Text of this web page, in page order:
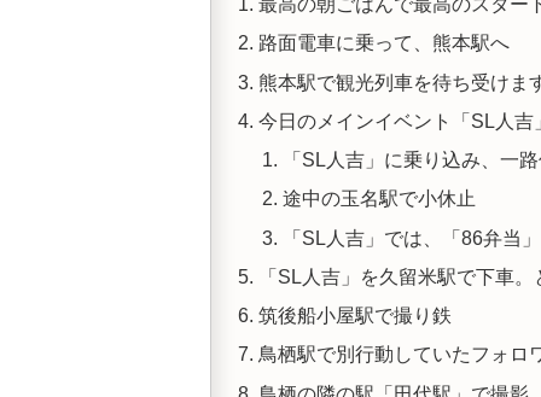
路面電車に乗って、熊本駅へ
熊本駅で観光列車を待ち受けま
今日のメインイベント「SL人吉
「SL人吉」に乗り込み、一
途中の玉名駅で小休止
「SL人吉」では、「86弁当」
「SL人吉」を久留米駅で下車
筑後船小屋駅で撮り鉄
鳥栖駅で別行動していたフォロ